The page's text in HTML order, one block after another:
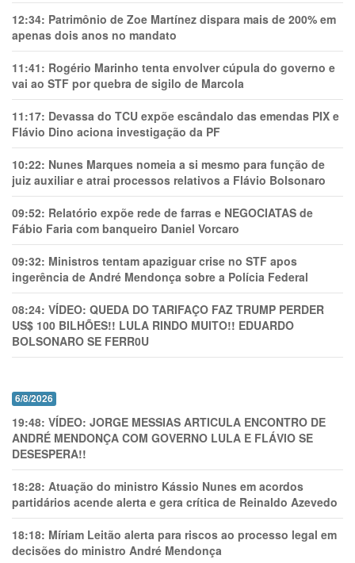
12:34: Patrimônio de Zoe Martínez dispara mais de 200% em
apenas dois anos no mandato
11:41: Rogério Marinho tenta envolver cúpula do governo e
vai ao STF por quebra de sigilo de Marcola
11:17: Devassa do TCU expõe escândalo das emendas PIX e
Flávio Dino aciona investigação da PF
10:22: Nunes Marques nomeia a si mesmo para função de
juiz auxiliar e atrai processos relativos a Flávio Bolsonaro
09:52: Relatório expõe rede de farras e NEGOCIATAS de
Fábio Faria com banqueiro Daniel Vorcaro
09:32: Ministros tentam apaziguar crise no STF apos
ingerência de André Mendonça sobre a Polícia Federal
08:24: VÍDEO: QUEDA DO TARIFAÇO FAZ TRUMP PERDER
US$ 100 BILHÕES!! LULA RINDO MUITO!! EDUARDO
BOLSONARO SE FERR0U
6/8/2026
19:48: VÍDEO: JORGE MESSIAS ARTICULA ENCONTRO DE
ANDRÉ MENDONÇA COM GOVERNO LULA E FLÁVIO SE
DESESPERA!!
18:28: Atuação do ministro Kássio Nunes em acordos
partidários acende alerta e gera crítica de Reinaldo Azevedo
18:18: Míriam Leitão alerta para riscos ao processo legal em
decisões do ministro André Mendonça